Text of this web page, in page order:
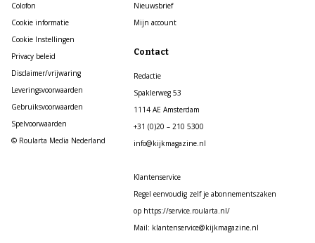
Colofon
Cookie informatie
Cookie Instellingen
Privacy beleid
Disclaimer/vrijwaring
Leveringsvoorwaarden
Gebruiksvoorwaarden
Spelvoorwaarden
© Roularta Media Nederland
Nieuwsbrief
Mijn account
Contact
Redactie
Spaklerweg 53
1114 AE Amsterdam
+31 (0)20 – 210 5300
info@kijkmagazine.nl
Klantenservice
Regel eenvoudig zelf je abonnementszaken
op https://service.roularta.nl/
Mail: klantenservice@kijkmagazine.nl